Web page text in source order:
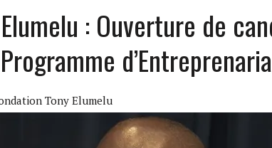
LIGNES TARIFAIRES DANS LA 4E PHASE DE L’APE
: Ouverture de
Tony Elumelu